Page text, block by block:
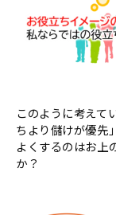
このように考えて
ちより儲けが優先
よくするのはお上
か？